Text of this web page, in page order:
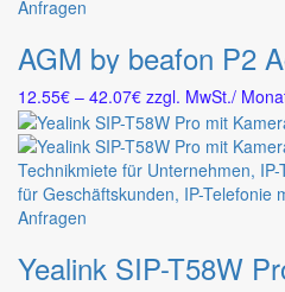
Anfragen
weist
mehrere
Varianten
auf.
Die
Optionen
können
Produktseite
12.55€ – 42.07€Preisspanne:
12.55€
bis
42.07€
zzgl. MwSt./
Anfragen
weist
mehrere
Yealink SIP-T58W